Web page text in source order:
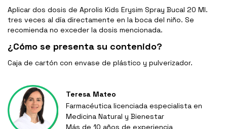
Aplicar dos dosis de Aprolis Kids Erysim Spray Bucal 20 Ml.
tres veces al día directamente en la boca del niño. Se
recomienda no exceder la dosis mencionada.
¿Cómo se presenta su contenido?
Caja de cartón con envase de plástico y pulverizador.
Teresa Mateo
Farmacéutica licenciada especialista en
Medicina Natural y Bienestar
Más de 10 años de experiencia